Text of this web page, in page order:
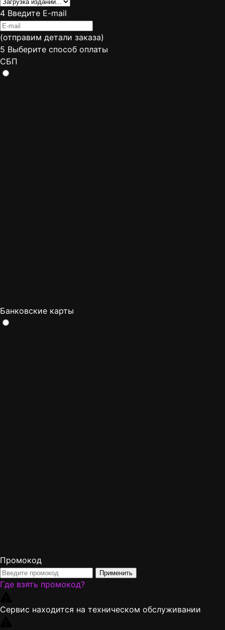
4 Введите E-mail
(отправим детали заказа)
5 Выберите способ оплаты
СБП
Банковские карты
Промокод
Применить
Где взять промокод?
Сервис находится на техническом обслуживании